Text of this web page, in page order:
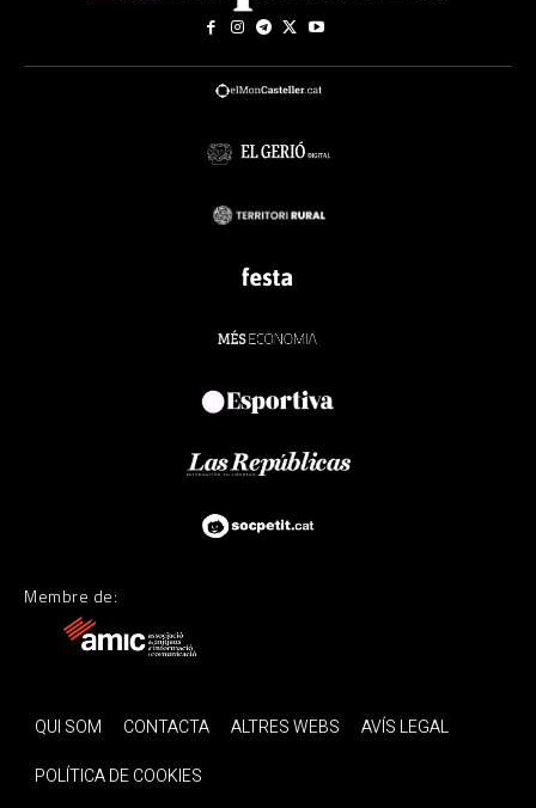
Membre de:
QUI SOM CONTACTA ALTRES WEBS
AVÍS LEGAL
POLÍTICA DE COOKIES